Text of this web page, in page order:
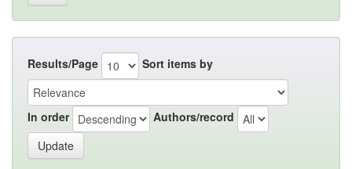
Results/Page Sort items by
In order Authors/record